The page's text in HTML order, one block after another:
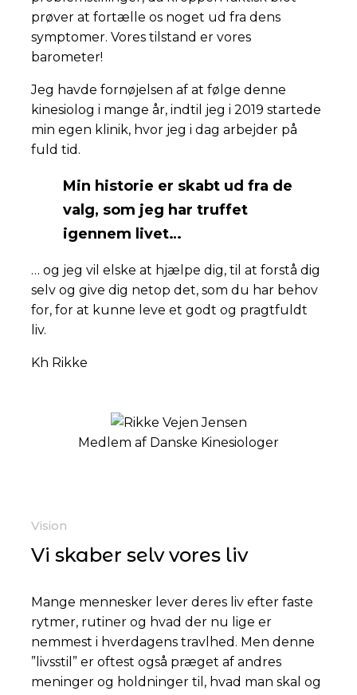
prøver at fortælle os noget ud fra dens
symptomer. Vores tilstand er vores
barometer!
Jeg havde fornøjelsen af at følge denne
kinesiolog i mange år, indtil jeg i 2019 startede
min egen klinik, hvor jeg i dag arbejder på
fuld tid.
Min historie er skabt ud fra de
valg, som jeg har truffet
igennem livet…
… og jeg vil elske at hjælpe dig, til at forstå dig
selv og give dig netop det, som du har behov
for, for at kunne leve et godt og pragtfuldt
liv.
Kh Rikke
Medlem af Danske Kinesiologer
Vision
Vi skaber selv vores liv
Mange mennesker lever deres liv efter faste
rytmer, rutiner og hvad der nu lige er
nemmest i hverdagens travlhed. Men denne
”livsstil” er oftest også præget af andres
meninger og holdninger til, hvad man skal og